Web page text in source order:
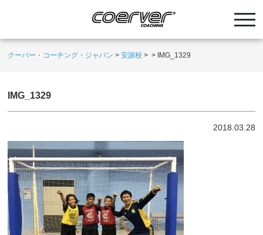
クーバー・コーチング・ジャパン >安謝校 > > IMG_1329
IMG_1329
2018.03.28